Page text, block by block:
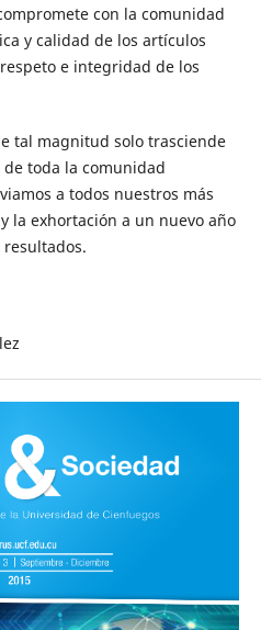
con la comunidad
y calidad de los artículos
e integridad de los
tal magnitud solo trasciende
toda la comunidad
a todos nuestros más
la exhortación a un nuevo año
resultados.